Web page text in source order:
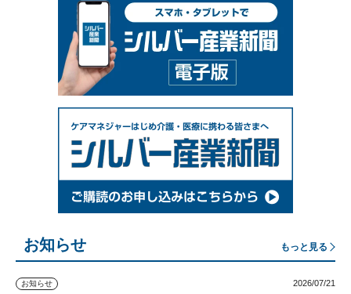
お知らせ もっと見る
お知らせ 2026/07/21